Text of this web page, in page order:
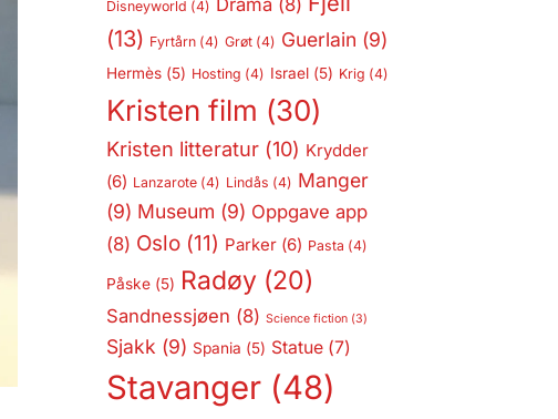
Disneyworld (4)
(13) Fyrtårn(4) Grøt(4) Guerlain (9)
Hermès(5) Hosting (4) Israel(5) Krig (4)
Kristen film (30)
Kristen litteratur(10) Krydder
(6) Lanzarote(4) Lindås (4) Manger
(9) Museum (9) Oppgave app
(8) Oslo(11) Parker(6) Pasta (4)
Påske(5) Radøy(20)
Sandnessjøen (8) Science fiction(3)
Sjakk (9) Spania (5) Statue(7)
Stavanger(48)